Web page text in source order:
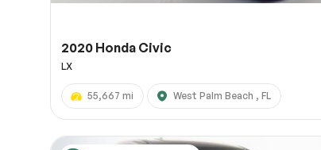
2020 Honda Civic
LX
55,667 mi West Palm Beach , FL